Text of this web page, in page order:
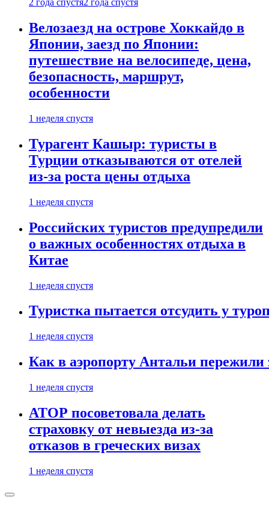
2 года спустя2 года спустя
Велозаезд на острове Хоккайдо в
Японии, заезд по Японии:
путешествие на велосипеде, цена,
безопасность, маршрут,
особенности
1 неделя спустя
Турагент Кашыр: туристы в
Турции отказываются от отелей
из-за роста цены отдыха
1 неделя спустя
Российских туристов предупредили
о важных особенностях отдыха в
Китае
1 неделя спустя
Туристка пытается отсудить у
1 неделя спустя
Как в аэропорту Антальи
1 неделя спустя
АТОР посоветовала делать
страховку от невыезда из-за
отказов в греческих визах
1 неделя спустя